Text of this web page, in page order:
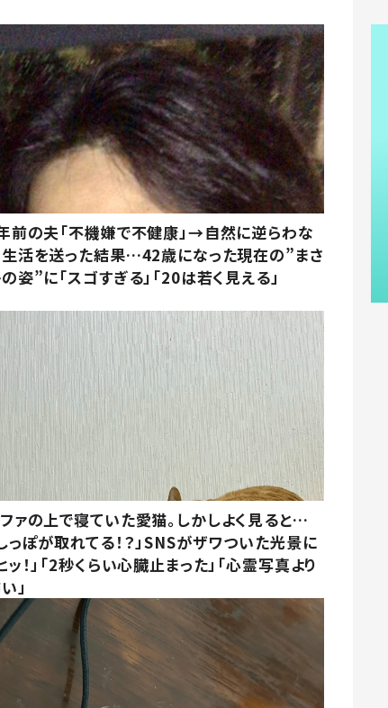
前の夫「不機嫌で不健康」→自然に逆らわな
活を送った結果…42歳になった現在の”まさ
姿”に「スゴすぎる」「20は若く見える」
ァの上で寝ていた愛猫。しかしよく見ると…
っぽが取れてる！？」SNSがザワついた光景に
ッ！」「2秒くらい心臓止まった」「心霊写真より
」